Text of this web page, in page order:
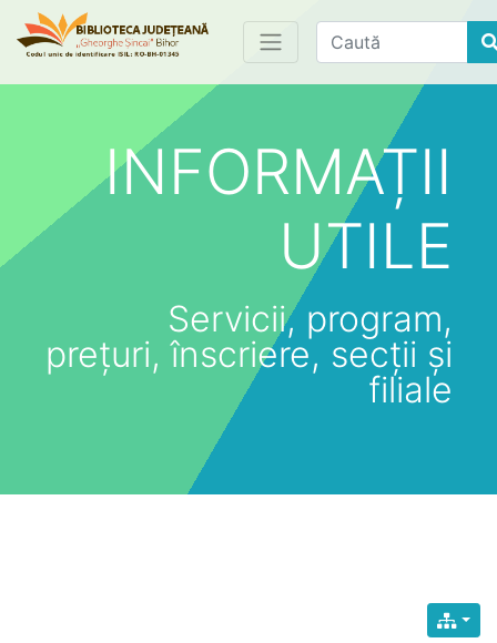
Find
INFORMAȚII
UTILE
Servicii, program,
prețuri, înscriere, secții și
filiale